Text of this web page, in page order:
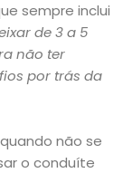
sempre inclui
de 3 a 5
não ter
por trás da
não se
o conduíte